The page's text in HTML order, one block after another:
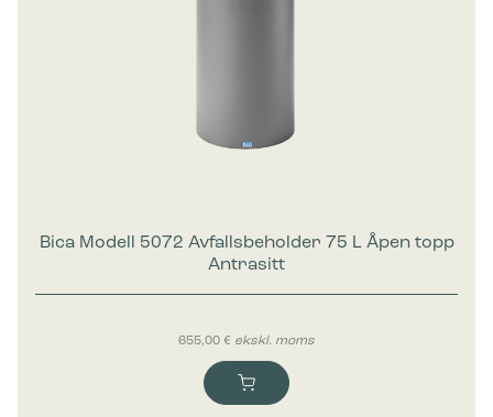
Bica Modell 5072 Avfallsbeholder 75 L Åpen topp
Antrasitt
655,00 € ekskl. moms